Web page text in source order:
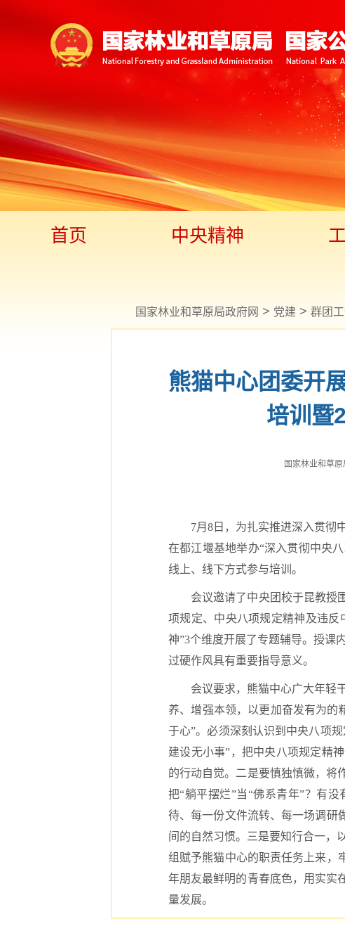
首页 中央精神
国家林业和草原局政府网 > 党建 > 群团
熊猫中心团委开
培训暨
国家林业和草原
7月8日，为扎实推进深入贯彻
在都江堰基地举办“深入贯彻中央
线上、线下方式参与培训。
会议邀请了中央团校于昆教授
项规定、中央八项规定精神及违
神”3个维度开展了专题辅导。授课
过硬作风具有重要指导意义。
会议要求，熊猫中心广大年轻
养、增强本领，以更加奋发有为的
于心”。必须深刻认识到中央八项
建设无小事”，把中央八项规定精
的行动自觉。二是要慎独慎微，将
把“躺平摆烂”当“佛系青年”？有
待、每一份文件流转、每一场调研
间的自然习惯。三是要知行合一，
组赋予熊猫中心的职责任务上来，
年朋友最鲜明的青春底色，用实实
量发展。